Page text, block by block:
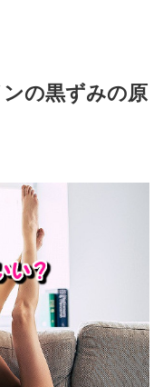
の黒ずみの原